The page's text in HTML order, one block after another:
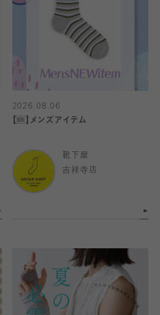
2026.08.06
【🆕】メンズアイテム
靴下屋
吉祥寺店